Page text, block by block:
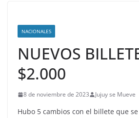
NACIONALES
NUEVOS
$2.000
8 de noviembre de 2023 Jujuy se Mueve
Hubo 5 cambios con el billete que